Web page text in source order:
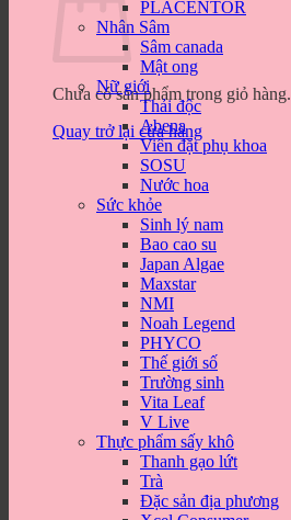
Chưa có sản phẩm trong giỏ hàng.
Quay trở lại cửa hàng
PLACENTOR
Nhân Sâm
Sâm canada
Mật ong
Nữ giới
Thải độc
Abena
Viên đặt phụ khoa
SOSU
Nước hoa
Sức khỏe
Sinh lý nam
Bao cao su
Japan Algae
Maxstar
NMI
Noah Legend
PHYCO
Thế giới số
Trường sinh
Vita Leaf
V Live
Thực phẩm sấy khô
Thanh gạo lứt
Trà
Đặc sản địa phương